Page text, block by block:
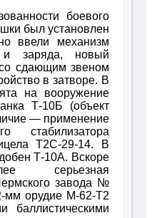
боевого
был установлен
ввели механизм
и заряда, новый
сдающим звеном
в затворе. В
на вооружение
Т-10Б (объект
— применение
стабилизатора
Т2С-29-14. В
Т-10А. Вскоре
серьезная
завода №
мм орудие М-62-Т2
баллистическими